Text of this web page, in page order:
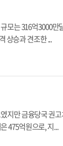
모는 316억3000만
상승과 견조한 ...
지만 금융당국 권
475억원으로, 지...